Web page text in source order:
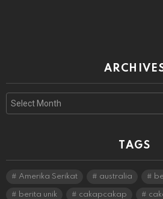
Archives
TAGS
Amerika Serikat australia
berita unik cakapcakap